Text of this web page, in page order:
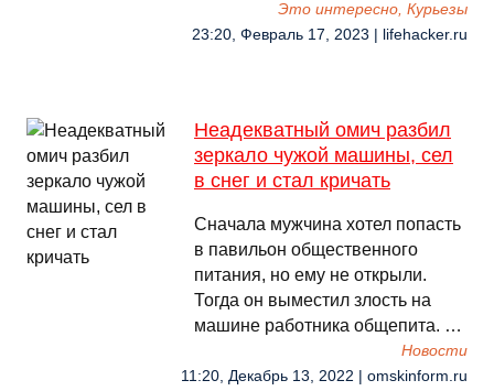
Это интересно, Курьезы
23:20, Февраль 17, 2023 | lifehacker.ru
Неадекватный омич разбил
зеркало чужой машины, сел
в снег и стал кричать
Сначала мужчина хотел попасть
в павильон общественного
питания, но ему не открыли.
Тогда он выместил злость на
машине работника общепита. …
Новости
11:20, Декабрь 13, 2022 | omskinform.ru